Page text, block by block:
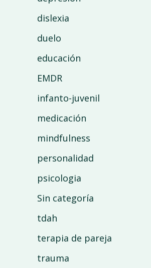
dislexia
duelo
educación
EMDR
infanto-juvenil
medicación
mindfulness
personalidad
psicologia
Sin categoría
tdah
terapia de pareja
trauma